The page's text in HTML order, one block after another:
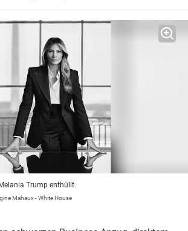
Trump enthüllt.
Mahaux - White House